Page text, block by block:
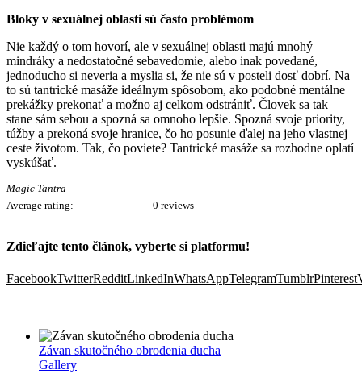
Bloky v sexuálnej oblasti sú často problémom
Nie každý o tom hovorí, ale v sexuálnej oblasti majú mnohý
mindráky a nedostatočné sebavedomie, alebo inak povedané,
jednoducho si neveria a myslia si, že nie sú v posteli dosť dobrí. Na
to sú tantrické masáže ideálnym spôsobom, ako podobné mentálne
prekážky prekonať a možno aj celkom odstrániť. Človek sa tak
stane sám sebou a spozná sa omnoho lepšie. Spozná svoje priority,
túžby a prekoná svoje hranice, čo ho posunie ďalej na jeho vlastnej
ceste životom. Tak, čo poviete? Tantrické masáže sa rozhodne oplatí
vyskúšať.
Magic Tantra
Average rating:
0 reviews
Zdieľajte tento článok, vyberte si platformu!
FacebookTwitterRedditLinkedInWhatsAppTelegramTumblrPinterest
Závan skutočného obrodenia ducha
Gallery